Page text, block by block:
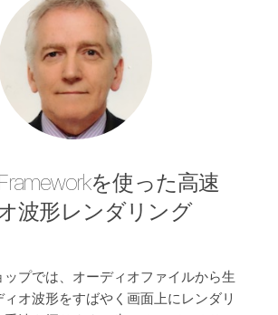
を使った高速
波形レンダリング
ップでは、オーディオファイルから生
オ波形をすばやく画面上にレンダリ